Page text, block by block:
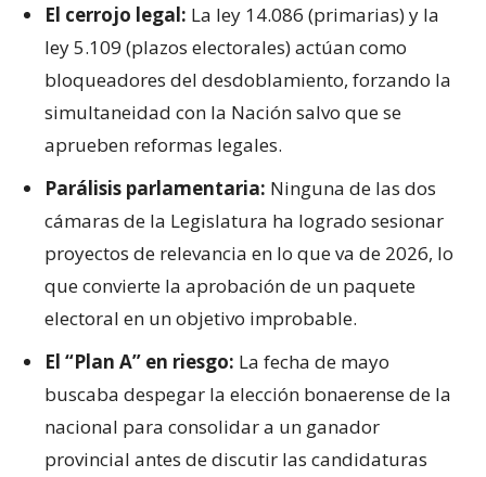
El cerrojo legal: La ley 14.086 (primarias) y la
ley 5.109 (plazos electorales) actúan como
bloqueadores del desdoblamiento, forzando la
simultaneidad con la Nación salvo que se
aprueben reformas legales.
Parálisis parlamentaria: Ninguna de las dos
cámaras de la Legislatura ha logrado sesionar
proyectos de relevancia en lo que va de 2026, lo
que convierte la aprobación de un paquete
electoral en un objetivo improbable.
El “Plan A” en riesgo: La fecha de mayo
buscaba despegar la elección bonaerense de la
nacional para consolidar a un ganador
provincial antes de discutir las candidaturas